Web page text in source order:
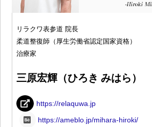
リラクワ表参道 院長
柔道整復師（厚生労働省認定国家資格）
治療家
三原宏輝（ひろき みはら）
https://relaquwa.jp
https://ameblo.jp/mihara-hiroki/